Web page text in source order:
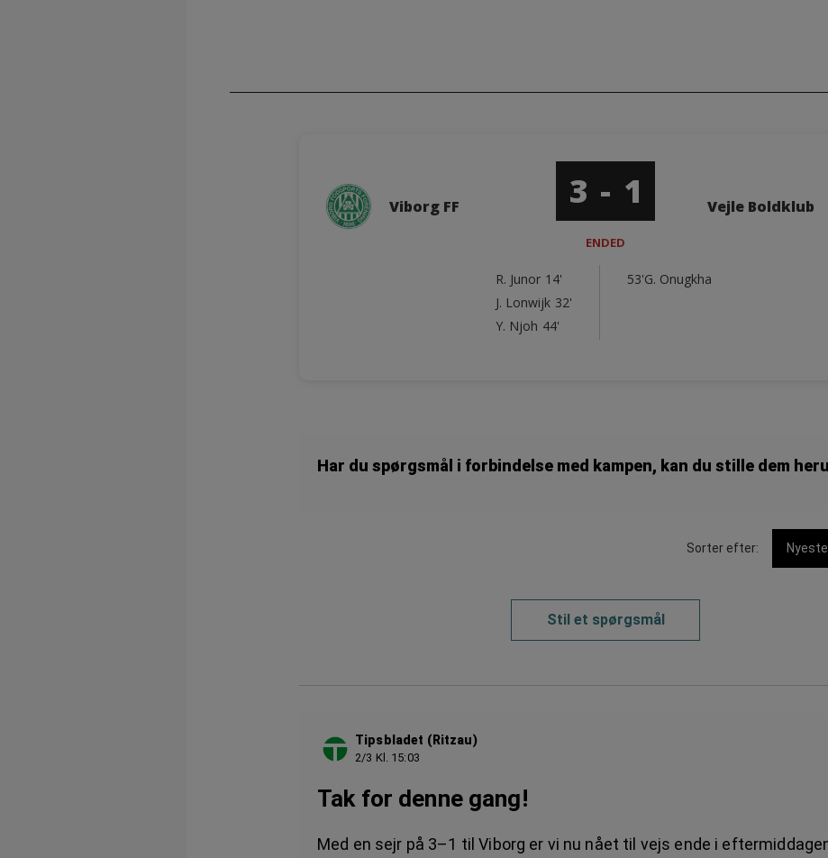
Viborg FF 3 - 1
ENDED
Vejle Boldklub
R. Junor 14'
J. Lonwijk 32'
Y. Njoh 44'
53'G. Onugkha
Har du spørgsmål i forbindelse med kampen, kan du stille dem
Sorter efter: Nyeste
Stil et spørgsmål
2/3 Kl. 15:03
Tipsbladet (Ritzau)
Tak for denne gang!
Med en sejr på 3–1 til Viborg er vi nu nået til vejs ende i